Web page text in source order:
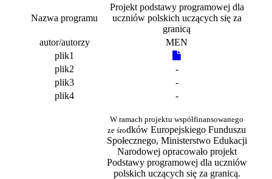
Nazwa programu
Projekt podstawy programowej dla
uczniów polskich uczących się za
granicą
autor/autorzy
MEN
plik1
plik2
-
plik3
-
plik4
-
W ramach projektu współfinansowanego
ze środków Europejskiego Funduszu
Społecznego, Ministerstwo Edukacji
Narodowej opracowało projekt
Podstawy programowej dla uczniów
polskich uczących się za granicą.